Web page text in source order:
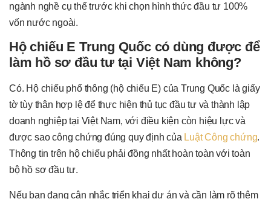
ngành nghề cụ thể trước khi chọn hình thức đầu tư 100%
vốn nước ngoài.
Hộ chiếu E Trung Quốc có dùng được để
làm hồ sơ đầu tư tại Việt Nam không?
Có. Hộ chiếu phổ thông (hộ chiếu E) của Trung Quốc là giấy
tờ tùy thân hợp lệ để thực hiện thủ tục đầu tư và thành lập
doanh nghiệp tại Việt Nam, với điều kiện còn hiệu lực và
được sao công chứng đúng quy định của Luật Công chứng.
Thông tin trên hộ chiếu phải đồng nhất hoàn toàn với toàn
bộ hồ sơ đầu tư.
Nếu bạn đang cân nhắc triển khai dự án và cần làm rõ thêm